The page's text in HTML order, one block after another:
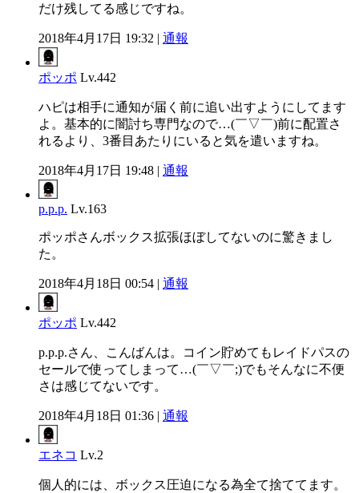
だけ残してる感じですね。
2018年4月17日 19:32 | 通報
ポッポ Lv.442
ハピは相手に通知が届く前に追い出すようにしてます
よ。基本的に闇討ち専門なので…(￣▽￣)前に配置さ
れるより、3番目あたりにいると気を遣いますね。
2018年4月17日 19:48 | 通報
p.p.p. Lv.163
ポッポさんボックス拡張ほぼしてないのに驚きまし
た。
2018年4月18日 00:54 | 通報
ポッポ Lv.442
p.p.p.さん、こんばんは。コイン貯めてもレイドパスの
セールで使ってしまって…(￣▽￣;)でもそんなに不便
さは感じてないです。
2018年4月18日 01:36 | 通報
エネコ Lv.2
個人的には、ボックス圧迫になる為全て捨ててます。